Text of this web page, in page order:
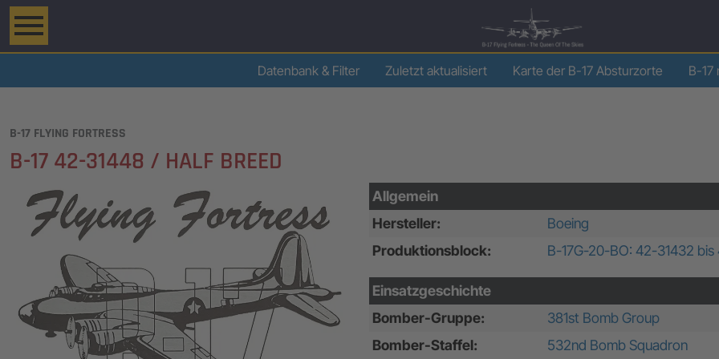
Datenbank & Filter Zuletzt aktualisiert Karte der B-17 Absturzorte B-17
B-17 FLYING FORTRESS
B-17 42-31448 / HALF BREED
Allgemein
Hersteller:
Boeing
Produktionsblock:
B-17G-20-BO: 42-31432 bis
Einsatzgeschichte
Bomber-Gruppe:
381st Bomb Group
Bomber-Staffel:
532nd Bomb Squadron